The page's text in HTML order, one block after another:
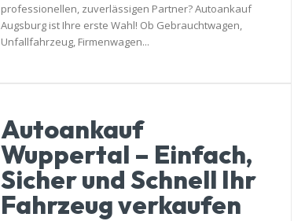
professionellen, zuverlässigen Partner? Autoankauf
Augsburg ist Ihre erste Wahl! Ob Gebrauchtwagen,
Unfallfahrzeug, Firmenwagen...
Autoankauf
Wuppertal – Einfach,
Sicher und Schnell Ihr
Fahrzeug verkaufen